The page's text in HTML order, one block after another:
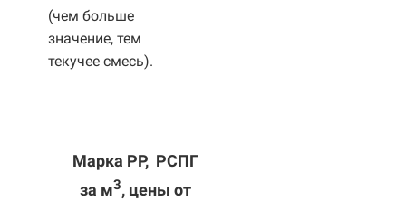
(чем больше
значение, тем
текучее смесь).
Марка РР, РСПГ
за м3, цены от